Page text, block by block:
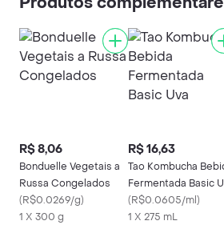
R$ 8,06
Bonduelle Vegetais a
Russa Congelados
(R$0.0269/g)
1 X 300 g
R$ 16,63
Tao Kombucha
Fermentada Basic
(R$0.0605/ml)
1 X 275 mL